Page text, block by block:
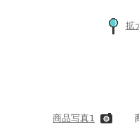
拡
商品写真1